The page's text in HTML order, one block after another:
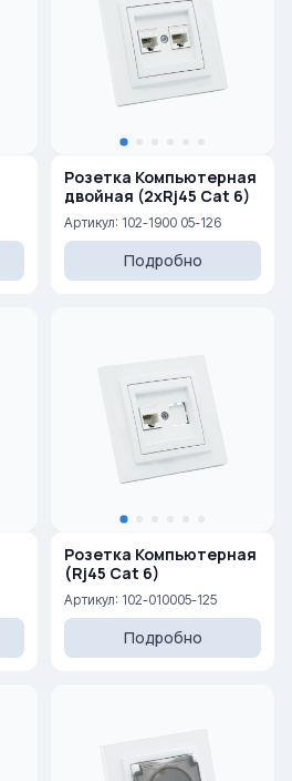
Розетка Компьютерная
двойная (2xRj45 Cat 6)
Артикул: 102-1900 05-126
Подробно
Розетка Компьютерная
(Rj45 Cat 6)
Артикул: 102-010005-125
Подробно